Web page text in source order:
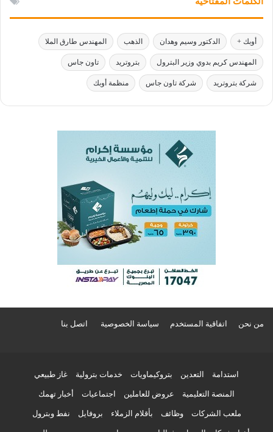
أوبك + الدكتور وسيم وهدان الذهب المهندس طارق الملا
المهندس كريم بدوي وزير البترول بتروتريد تاون جاس
شركة بتروتريد شركة تاون جاس منظمة أوبك
من نحن اتفاقية المستخدم سياسة الخصوصية اتصل بنا
استدامة التعدين بتروكيماويات خدمات بترولية غاز طبيعي
المنصة التعليمية عروض للعاملين اجتماعيات أخبار تهمك
ملعب الشركات وظائف بأقلام الزملاء بروفايل نفط وبترول